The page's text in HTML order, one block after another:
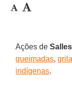
Ações deSalles
queimadas,
indígenas.